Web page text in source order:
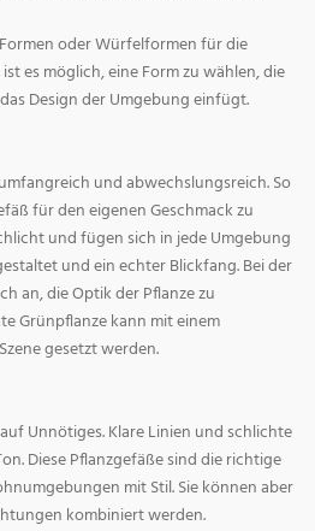
oder Würfelformen für die
es möglich, eine Form zu wählen, die
Design der Umgebung einfügt.
und abwechslungsreich. So
für den eigenen Geschmack zu
und fügen sich in jede Umgebung
und ein echter Blickfang. Bei der
an, die Optik der Pflanze zu
Grünpflanze kann mit einem
gesetzt werden.
Unnötiges. Klare Linien und schlichte
Diese Pflanzgefäße sind die richtige
mit Stil. Sie können aber
kombiniert werden.